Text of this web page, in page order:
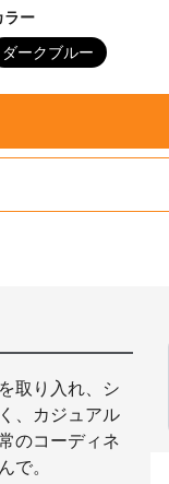
ラー
ダークブルー
取り入れ、シ
、カジュアル
のコーディネ
で。